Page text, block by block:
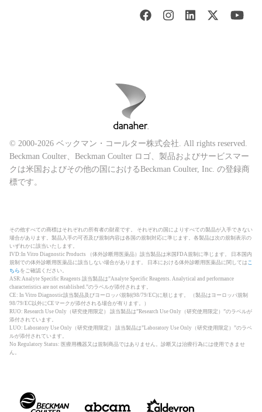
© 2000-2026 ベックマン・コールター株式会社. All rights reserved.
Beckman Coulter、Beckman Coulter ロゴ、製品およびサービスマー
クは米国およびその他の国におけるBeckman Coulter, Inc. の登録商
標です。
その他すべての商標はそれぞれの所有者の財産です。 それぞれの国によりすべての製品が入手できない
場合があります。製品入手の可否及び規制内容は各国の規制対応に準じます。各製品は次の規制表示の
いずれかに該当いたします。
IVD:In Vitro Diagnostic Products （体外診断用医薬品）該当製品は米国FDA規制に準じます。 日本国内
規制での体外診断用医薬品に該当しない場合があります。 日本における体外診断用医薬品に関しては こ
ちら をご確認ください。
ASR:Analyte Specific Reagents 該当製品は”Analyte Specific Reagents. Analytical and performance
characteristics are not established.”のラベルが添付されます。
CE: In Vitro Diagnostic該当製品及びヨーロッパ規制(98/79/EC)に順じます。 （製品はヨーロッパ規制
98/79/EC以外にCEマークが添付される場合が有ります。）
RUO: Research Use Only（研究使用限定） 該当製品は”Research Use Only（研究使用限定）”のラベルが
添付されています。
LUO: Laboratory Use Only（研究使用限定） 該当製品は”Laboratory Use Only（研究使用限定）”のラベ
ルが添付されています。
No Regulatory Status: 医療用機器又は規制商品ではありません。診断又は治療行為には使用できませ
ん。